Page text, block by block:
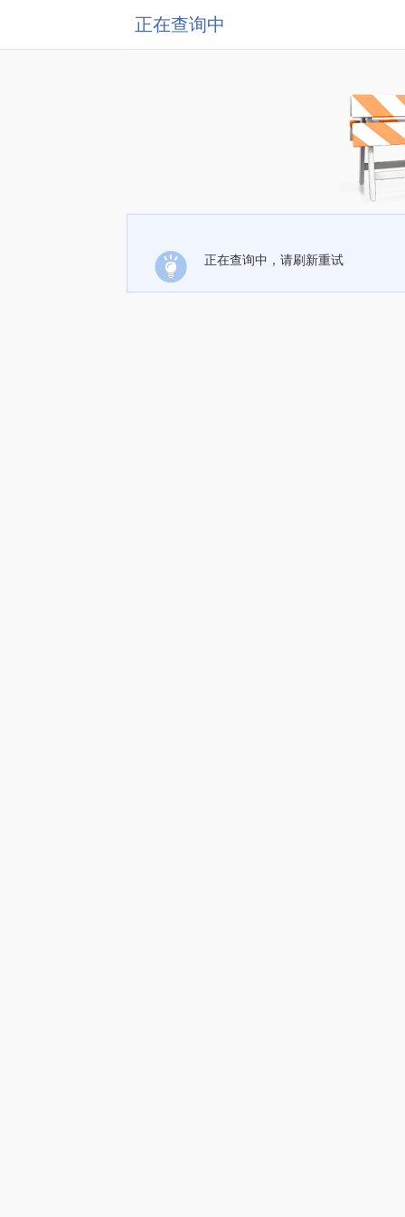
正在查询中
正在查询中，请刷新重试